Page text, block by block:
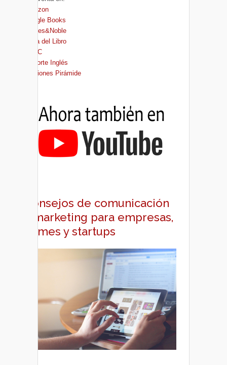
Amazon
Google Books
Barnes&Noble
Casa del Libro
FNAC
El Corte Inglés
Ediciones Pirámide
Consejos de comunicación
y marketing para empresas,
pymes y startups